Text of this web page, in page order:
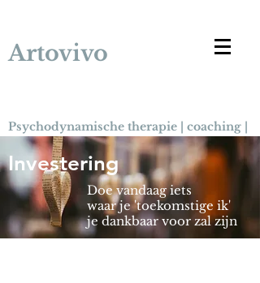
Artovivo
Psychodynamische therapie | coaching |
training
Investering
Doe vandaag iets
waar je 'toekomstige ik'
je dankbaar voor zal zijn